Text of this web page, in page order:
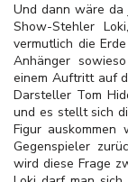
Und dann wäre da
Show-Stehler
vermutlich die
Anhänger
einem Auftritt auf
Darsteller Tom
und es stellt sich
Figur
Gegenspieler
wird diese Frage